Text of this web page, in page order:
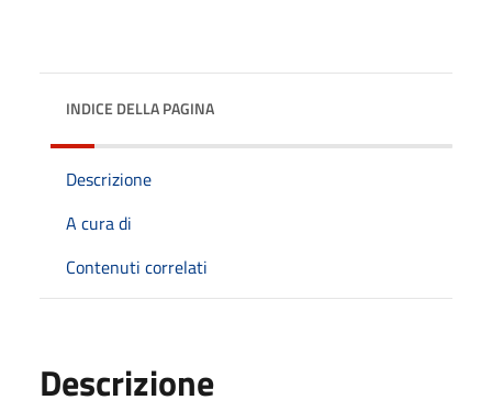
INDICE DELLA PAGINA
Descrizione
A cura di
Contenuti correlati
Descrizione